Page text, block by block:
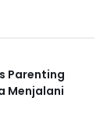
Parenting
Menjalani